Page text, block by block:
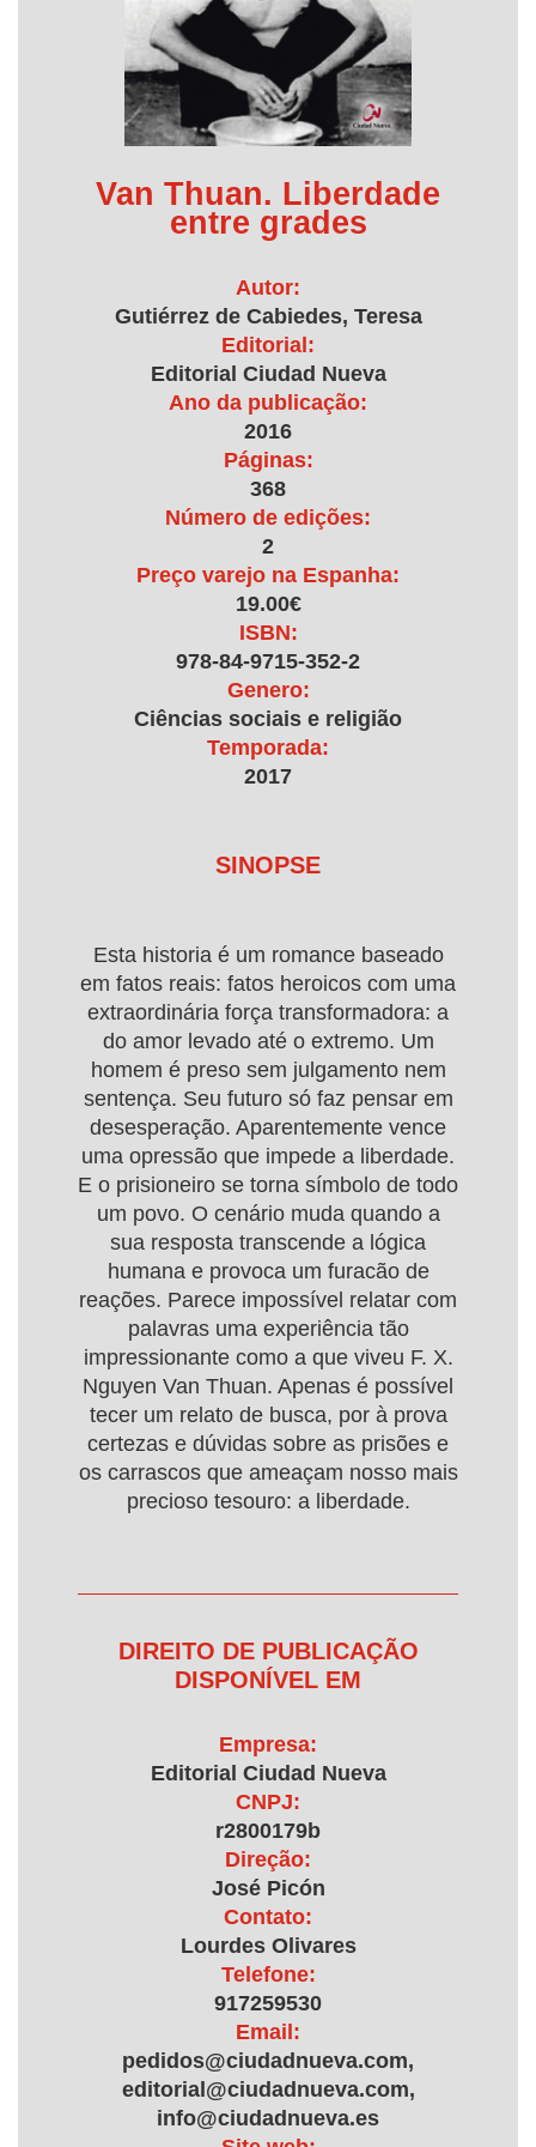
Van Thuan. Liberdade
entre grades
Autor:
Gutiérrez de Cabiedes, Teresa
Editorial:
Editorial Ciudad Nueva
Ano da publicação:
2016
Páginas:
368
Número de edições:
2
Preço varejo na Espanha:
19.00€
ISBN:
978-84-9715-352-2
Genero:
Ciências sociais e religião
Temporada:
2017
SINOPSE
Esta historia é um romance baseado
em fatos reais: fatos heroicos com uma
extraordinária força transformadora: a
do amor levado até o extremo. Um
homem é preso sem julgamento nem
sentença. Seu futuro só faz pensar em
desesperação. Aparentemente vence
uma opressão que impede a liberdade.
E o prisioneiro se torna símbolo de todo
um povo. O cenário muda quando a
sua resposta transcende a lógica
humana e provoca um furacão de
reações. Parece impossível relatar com
palavras uma experiência tão
impressionante como a que viveu F. X.
Nguyen Van Thuan. Apenas é possível
tecer um relato de busca, por à prova
certezas e dúvidas sobre as prisões e
os carrascos que ameaçam nosso mais
precioso tesouro: a liberdade.
DIREITO DE PUBLICAÇÃO
DISPONÍVEL EM
Empresa:
Editorial Ciudad Nueva
CNPJ:
r2800179b
Direção:
José Picón
Contato:
Lourdes Olivares
Telefone:
917259530
Email:
pedidos@ciudadnueva.com,
editorial@ciudadnueva.com,
info@ciudadnueva.es